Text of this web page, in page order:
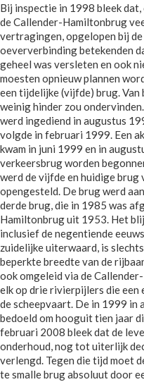
Bij inspectie in 1998 bleek
de Callender-Hamiltonbrug
vertragingen, opgelopen bij
oeververbinding betekenden
geheel was versleten en ook
moesten opnieuw plannen
een tijdelijke (vijfde) brug.
weinig hinder zou
werd ingediend in augustus
volgde in februari 1999. Een
kwam in juni 1999 en in
verkeersbrug worden
werd de vijfde en huidige
opengesteld. De brug werd
derde brug, die in 1985 was
Hamiltonbrug uit 1953. Het
inclusief de negentiende
zuidelijke uiterwaard, is
beperkte breedte van de
ook omgeleid via de
elk op drie rivierpijlers die
de scheepvaart. De in 1999
bedoeld om hooguit tien jaar
februari 2008 bleek dat de
onderhoud, nog tot uiterlijk
verlengd. Tegen die tijd moet
te smalle brug absoluut door